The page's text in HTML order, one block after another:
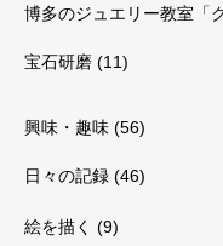
博多のジュエリー教室「
宝石研磨 (11)
興味・趣味 (56)
日々の記録 (46)
絵を描く (9)